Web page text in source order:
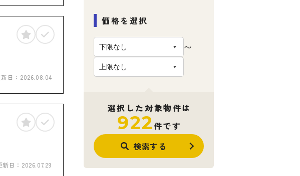
日： 2026.08.04
新日： 2026.07.29
価格を選択
〜
選択した対象物件は
922件です
検索する